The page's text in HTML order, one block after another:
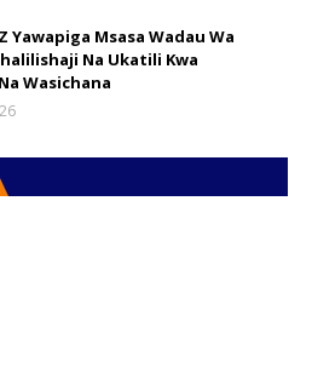
Yawapiga Msasa Wadau Wa
Na Ukatili Kwa
Wasichana